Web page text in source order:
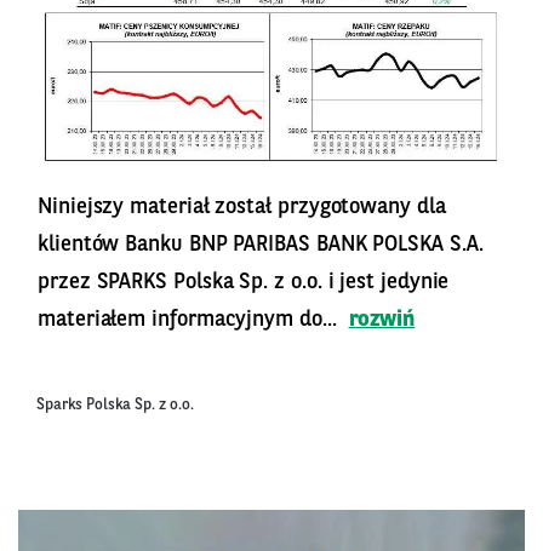
Niniejszy materiał został przygotowany dla
klientów Banku BNP PARIBAS BANK POLSKA S.A.
przez SPARKS Polska Sp. z o.o. i jest jedynie
materiałem informacyjnym do...
rozwiń
Sparks Polska Sp. z o.o.